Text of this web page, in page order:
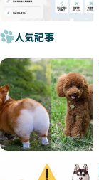
人気記事